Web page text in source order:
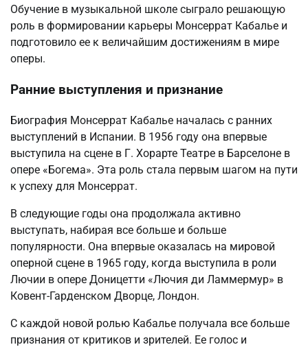
Обучение в музыкальной школе сыграло решающую
роль в формировании карьеры Монсеррат Кабалье и
подготовило ее к величайшим достижениям в мире
оперы.
Ранние выступления и признание
Биография Монсеррат Кабалье началась с ранних
выступлений в Испании. В 1956 году она впервые
выступила на сцене в Г. Хорарте Театре в Барселоне в
опере «Богема». Эта роль стала первым шагом на пути
к успеху для Монсеррат.
В следующие годы она продолжала активно
выступать, набирая все больше и больше
популярности. Она впервые оказалась на мировой
оперной сцене в 1965 году, когда выступила в роли
Лючии в опере Доницетти «Лючия ди Ламмермур» в
Ковент-Гарденском Дворце, Лондон.
С каждой новой ролью Кабалье получала все больше
признания от критиков и зрителей. Ее голос и